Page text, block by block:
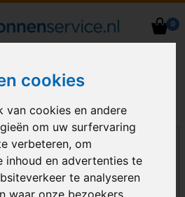
cookies
van cookies en andere
om uw surfervaring
verbeteren, om
inhoud en advertenties te
te analyseren
waar onze bezoekers
0